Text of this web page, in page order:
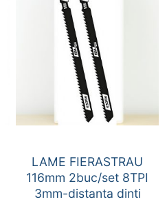
LAME FIERASTRAU
116mm 2buc/set 8TPI
3mm-distanta dinti